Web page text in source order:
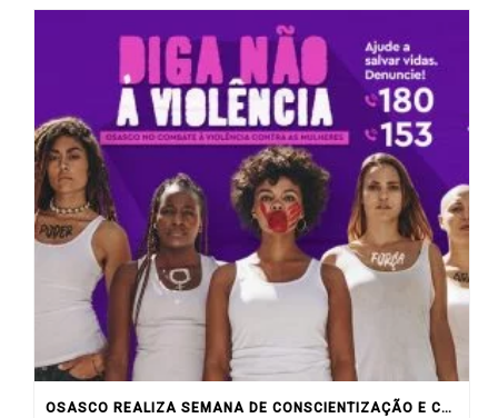
OSASCO REALIZA SEMANA DE CONSCIENTIZAÇÃO E COMBATE À VIOLÊNCIA CONTRA A MULHER